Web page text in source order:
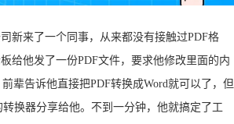
新来了一个同事，从来都没有接触过PDF格
给他发了一份PDF文件，要求他修改里面的内
辈告诉他直接把PDF转换成Word就可以了，但
换器分享给他。不到一分钟，他就搞定了工